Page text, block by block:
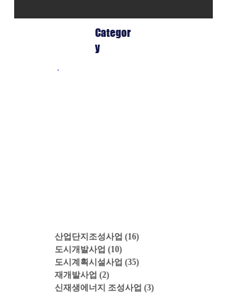
Categor
y
산업단지조성사업 (16)
도시개발사업 (10)
도시계획시설사업 (35)
재개발사업 (2)
신재생에너지 조성사업 (3)